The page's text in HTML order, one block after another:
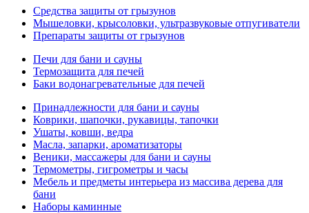
Средства защиты от грызунов
Мышеловки, крысоловки, ультразвуковые отпугиватели
Препараты защиты от грызунов
Печи для бани и сауны
Термозащита для печей
Баки водонагревательные для печей
Принадлежности для бани и сауны
Коврики, шапочки, рукавицы, тапочки
Ушаты, ковши, ведра
Масла, запарки, ароматизаторы
Веники, массажеры для бани и сауны
Термометры, гигрометры и часы
Мебель и предметы интерьера из массива дерева для
бани
Наборы каминные